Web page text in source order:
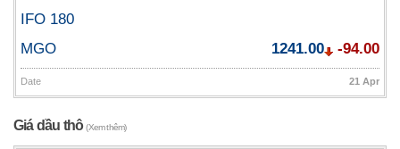
IFO 180
MGO
1241.00 -94.00
Date 21 Apr
Giá dầu thô(Xem thêm)